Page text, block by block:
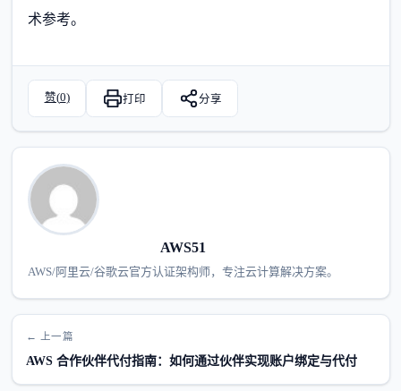
术参考。
赞(0) 打印 分享
AWS51
AWS/阿里云/谷歌云官方认证架构师，专注云计算解决方案。
← 上一篇
AWS 合作伙伴代付指南：如何通过伙伴实现账户绑定与代付